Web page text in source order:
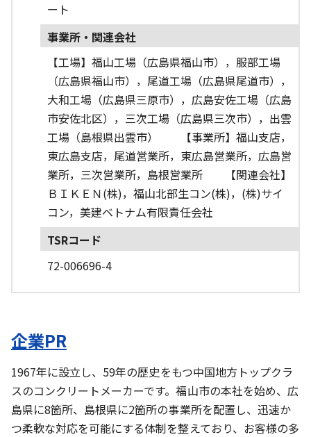
ート
事業所・関連会社
【工場】福山工場（広島県福山市），服部工場
（広島県福山市），尾道工場（広島県尾道市），
大和工場（広島県三原市），広島安佐工場（広島
市安佐北区），三次工場（広島県三次市），出雲
工場（島根県出雲市） 【事業所】福山支店，
東広島支店，尾道営業所，東広島営業所，広島営
業所，三次営業所，島根営業所 【関連会社】
ＢＩＫＥＮ(株)，福山北部生コン(株)，(株)サイ
コン，美建ベトナム有限責任会社
TSRコード
72-006696-4
企業PR
1967年に設立し、59年の歴史をもつ中国地方トップクラ
スのコンクリートメーカーです。福山市の本社を始め、広
島県に8箇所、島根県に2箇所の事業所を配置し、迅速か
つ柔軟な対応を可能にする体制を整えており、お客様の多